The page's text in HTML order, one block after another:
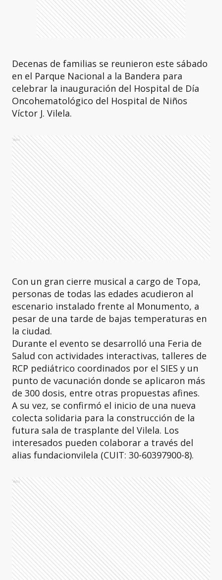
Decenas de familias se reunieron este sábado
en el Parque Nacional a la Bandera para
celebrar la inauguración del Hospital de Día
Oncohematológico del Hospital de Niños
Víctor J. Vilela.
Ads
Con un gran cierre musical a cargo de Topa,
personas de todas las edades acudieron al
escenario instalado frente al Monumento, a
pesar de una tarde de bajas temperaturas en
la ciudad.
Durante el evento se desarrolló una Feria de
Salud con actividades interactivas, talleres de
RCP pediátrico coordinados por el SIES y un
punto de vacunación donde se aplicaron más
de 300 dosis, entre otras propuestas afines.
A su vez, se confirmó el inicio de una nueva
colecta solidaria para la construcción de la
futura sala de trasplante del Vilela. Los
interesados pueden colaborar a través del
alias fundacionvilela (CUIT: 30-60397900-8).
Ads